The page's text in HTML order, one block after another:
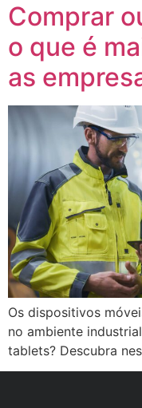
Comprar
o que é
as
Os dispositivos
no ambiente
tablets? Descubra